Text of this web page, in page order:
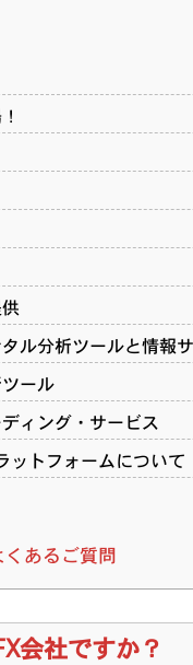
ル分析ツールと情報
ール
ィング・サービス
ットフォームについて
あるご質問
会社ですか？